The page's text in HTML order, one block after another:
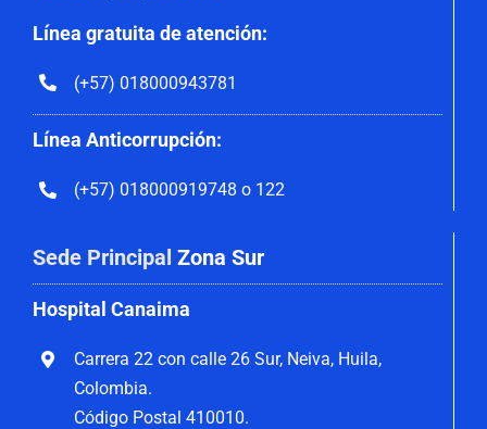
Línea gratuita de atención:
(+57) 018000943781
Línea Anticorrupción:
(+57) 018000919748 o 122
Sede Principal Zona Sur
Hospital Canaima
Carrera 22 con calle 26 Sur, Neiva, Huila,
Colombia.
Código Postal 410010.